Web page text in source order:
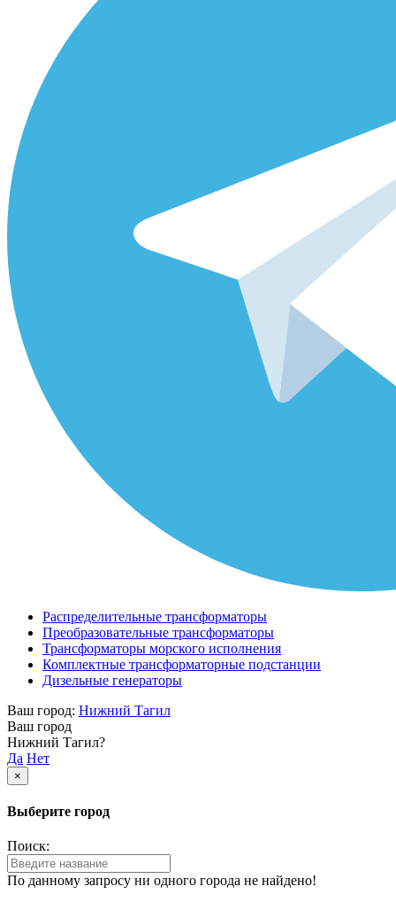
Распределительные трансформаторы
Преобразовательные трансформаторы
Трансформаторы морского исполнения
Комплектные трансформаторные подстанции
Дизельные генераторы
Ваш город: Нижний Тагил
Ваш город
Нижний Тагил?
Да Нет
×
Выберите город
Поиск:
По данному запросу ни одного города не найдено!